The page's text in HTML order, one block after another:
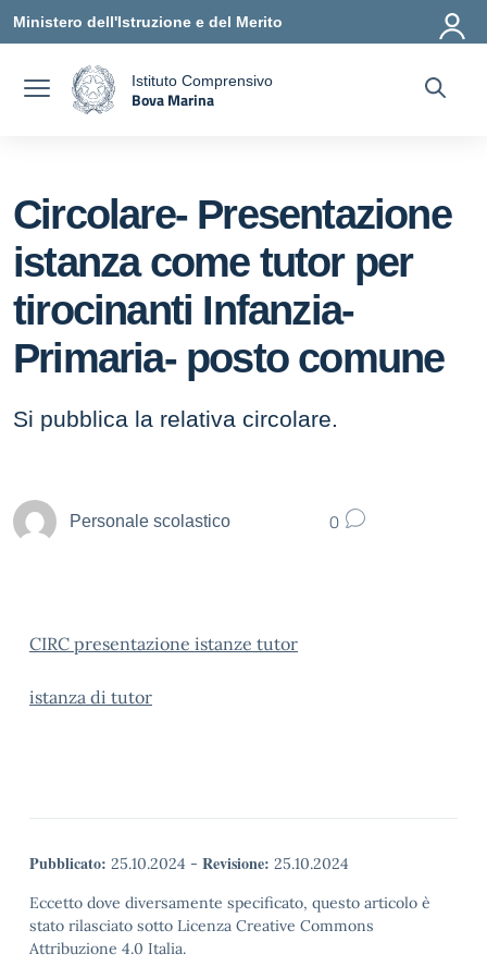
Vai ai contenuti
Vai al menu di navigazione
Vai al footer
Ministero dell'Istruzione e del Merito
Istituto Comprensivo
Bova Marina
Circolare- Presentazione
istanza come tutor per
tirocinanti Infanzia-
Primaria- posto comune
Si pubblica la relativa circolare.
Personale scolastico 0
CIRC presentazione istanze tutor
istanza di tutor
Pubblicato: 25.10.2024 - Revisione: 25.10.2024
Eccetto dove diversamente specificato, questo articolo è
stato rilasciato sotto Licenza Creative Commons
Attribuzione 4.0 Italia.